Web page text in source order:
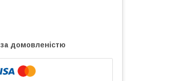
за домовленістю